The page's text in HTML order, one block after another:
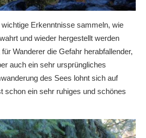
Erkenntnisse sammeln, wie
und wieder hergestellt werden
Wanderer die Gefahr herabfallender,
auch ein sehr ursprüngliches
des Sees lohnt sich auf
schon ein sehr ruhiges und schönes